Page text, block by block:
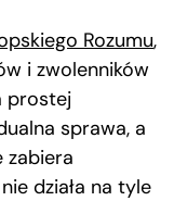
Rozumu,
i zwolenników
prostej
sprawa, a
zabiera
działa na tyle